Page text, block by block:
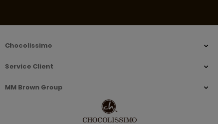
Chocolissimo
Service Client
MM Brown Group